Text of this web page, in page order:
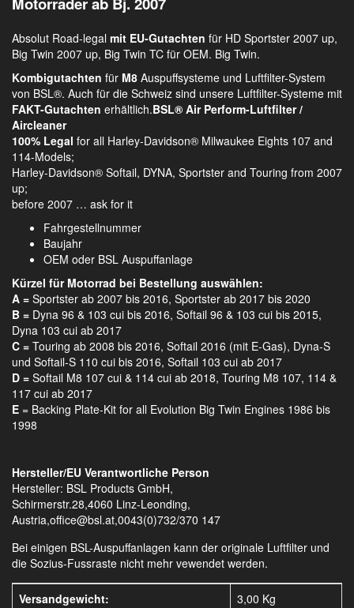
Absolut Road-legal mit EU-Gutachten für HD Sportster 2007 up,
Big Twin 2007 up, Big Twin TC für OEM. Big Twin.
Kombigutachten für M8 Auspuffsysteme und Luftfilter-System
von BSL®. Auch für die Schweiz sind unsere Luftfilter-Systeme mit
FAKT-Gutachten erhältlich.BSL® Air Perform-Luftfilter /
Aircleaner
100% Legal for all Harley-Davidson® Milwaukee Eights 107 and
114-Models;
Harley-Davidson® Softail, DYNA, Sportster and Touring from 2007
up;
before 2007 … ask for it
Fahrgestellnummer
Baujahr
OEM oder BSL Auspuffanlage
Kürzel für Motorrad bei Bestellung auswählen:
A = Sportster ab 2007 bis 2016, Sportster ab 2017 bis 2020
B = Dyna 96 & 103 cui bis 2016, Softail 96 & 103 cui bis 2015,
Dyna 103 cui ab 2017
C = Touring ab 2008 bis 2016, Softail 2016 (mit E-Gas), Dyna-S
und Softail-S 110 cui bis 2016, Softail 103 cui ab 2017
D = Softail M8 107 cui & 114 cui ab 2018, Touring M8 107, 114 &
117 cui ab 2017
E = Backing Plate-Kit for all Evolution Big Twin Engines 1986 bis
1998
Hersteller/EU Verantwortliche Person
Hersteller: BSL Products GmbH,
Schirmerstr.28,4060 Linz-Leonding,
Austria,office@bsl.at,0043(0)732/370 147
Bei einigen BSL-Auspuffanlagen kann der originale Luftfilter und
die Sozius-Fussraste nicht mehr vewendet werden.
Versandgewicht:
3,00 Kg